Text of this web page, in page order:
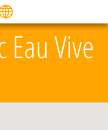
Eau Vive